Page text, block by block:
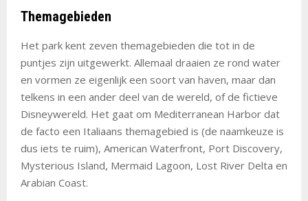
Themagebieden
Het park kent zeven themagebieden die tot in de
puntjes zijn uitgewerkt. Allemaal draaien ze rond water
en vormen ze eigenlijk een soort van haven, maar dan
telkens in een ander deel van de wereld, of de fictieve
Disneywereld. Het gaat om Mediterranean Harbor dat
de facto een Italiaans themagebied is (de naamkeuze is
dus iets te ruim), American Waterfront, Port Discovery,
Mysterious Island, Mermaid Lagoon, Lost River Delta en
Arabian Coast.